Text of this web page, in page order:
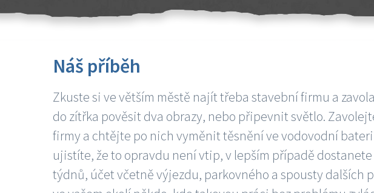
Náš příběh
Zkuste si ve větším městě najít třeba stavební firmu a
do zítřka pověsit dva obrazy, nebo připevnit světlo.
firmy a chtějte po nich vyměnit těsnění ve vodovodní
ujistíte, že to opravdu není vtip, v lepším případě
týdnů, účet včetně výjezdu, parkovného a spousty dalších